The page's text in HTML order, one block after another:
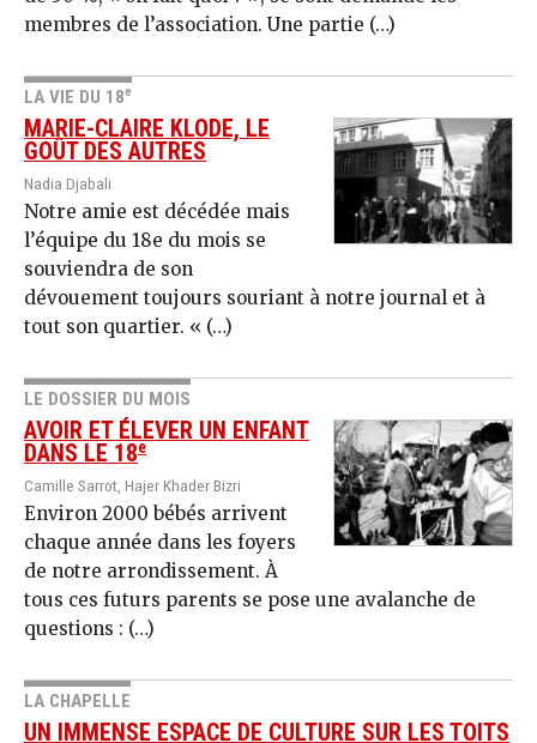
membres de l’association. Une partie (…)
LA VIE DU 18e
MARIE-CLAIRE KLODE, LE
GOÛT DES AUTRES
Nadia Djabali
Notre amie est décédée mais
l’équipe du 18e du mois se
souviendra de son
dévouement toujours souriant à notre journal et à
tout son quartier. « (…)
LE DOSSIER DU MOIS
AVOIR ET ÉLEVER UN ENFANT
DANS LE 18e
Camille Sarrot, Hajer Khader Bizri
Environ 2000 bébés arrivent
chaque année dans les foyers
de notre arrondissement. À
tous ces futurs parents se pose une avalanche de
questions : (…)
LA CHAPELLE
UN IMMENSE ESPACE DE CULTURE SUR LES TOITS